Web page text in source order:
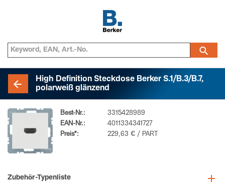
High Definition Steckdose Berker S.1/B.3/B.7,
polarweiß glänzend
Best-Nr.:
3315428989
EAN-Nr.:
4011334341727
Preis*:
229,63 € / PART
Zubehör-Typenliste